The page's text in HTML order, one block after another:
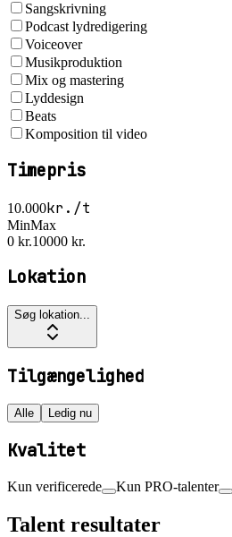
Sangskrivning
Podcast lydredigering
Voiceover
Musikproduktion
Mix og mastering
Lyddesign
Beats
Komposition til video
Timepris
10.000kr./t
MinMax
0 kr.10000 kr.
Lokation
Søg lokation...
Tilgængelighed
Alle Ledig nu
Kvalitet
Kun verificerede Kun PRO-talenter
Talent resultater